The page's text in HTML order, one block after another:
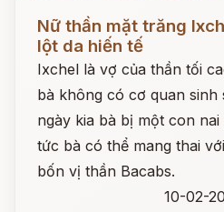
Nữ thần mặt trăng
lột da hiến tế
Ixchel là vợ của thần tối
bà không có cơ quan
ngày kia bà bị một con
tức bà có thể mang thai
bốn vị thần Bacabs.
10-02-